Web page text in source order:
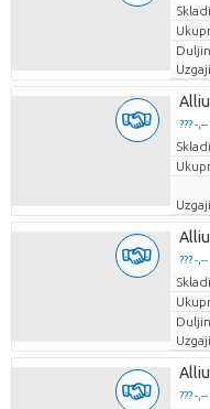
??? -,--
??? -,--
??? -,--